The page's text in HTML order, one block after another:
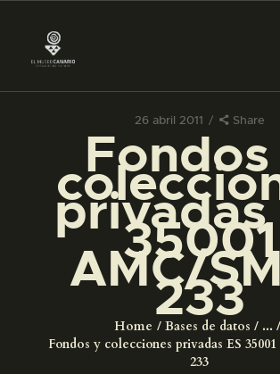
26 abril 2011 Share
privadas
35001
AMC/
233
Home Bases de datos
...
Fondos y colecciones privadas ES
233
PREPARAR LA VISITA
ACTIVIDADES
█
EL MUSEO
COLECCIONES